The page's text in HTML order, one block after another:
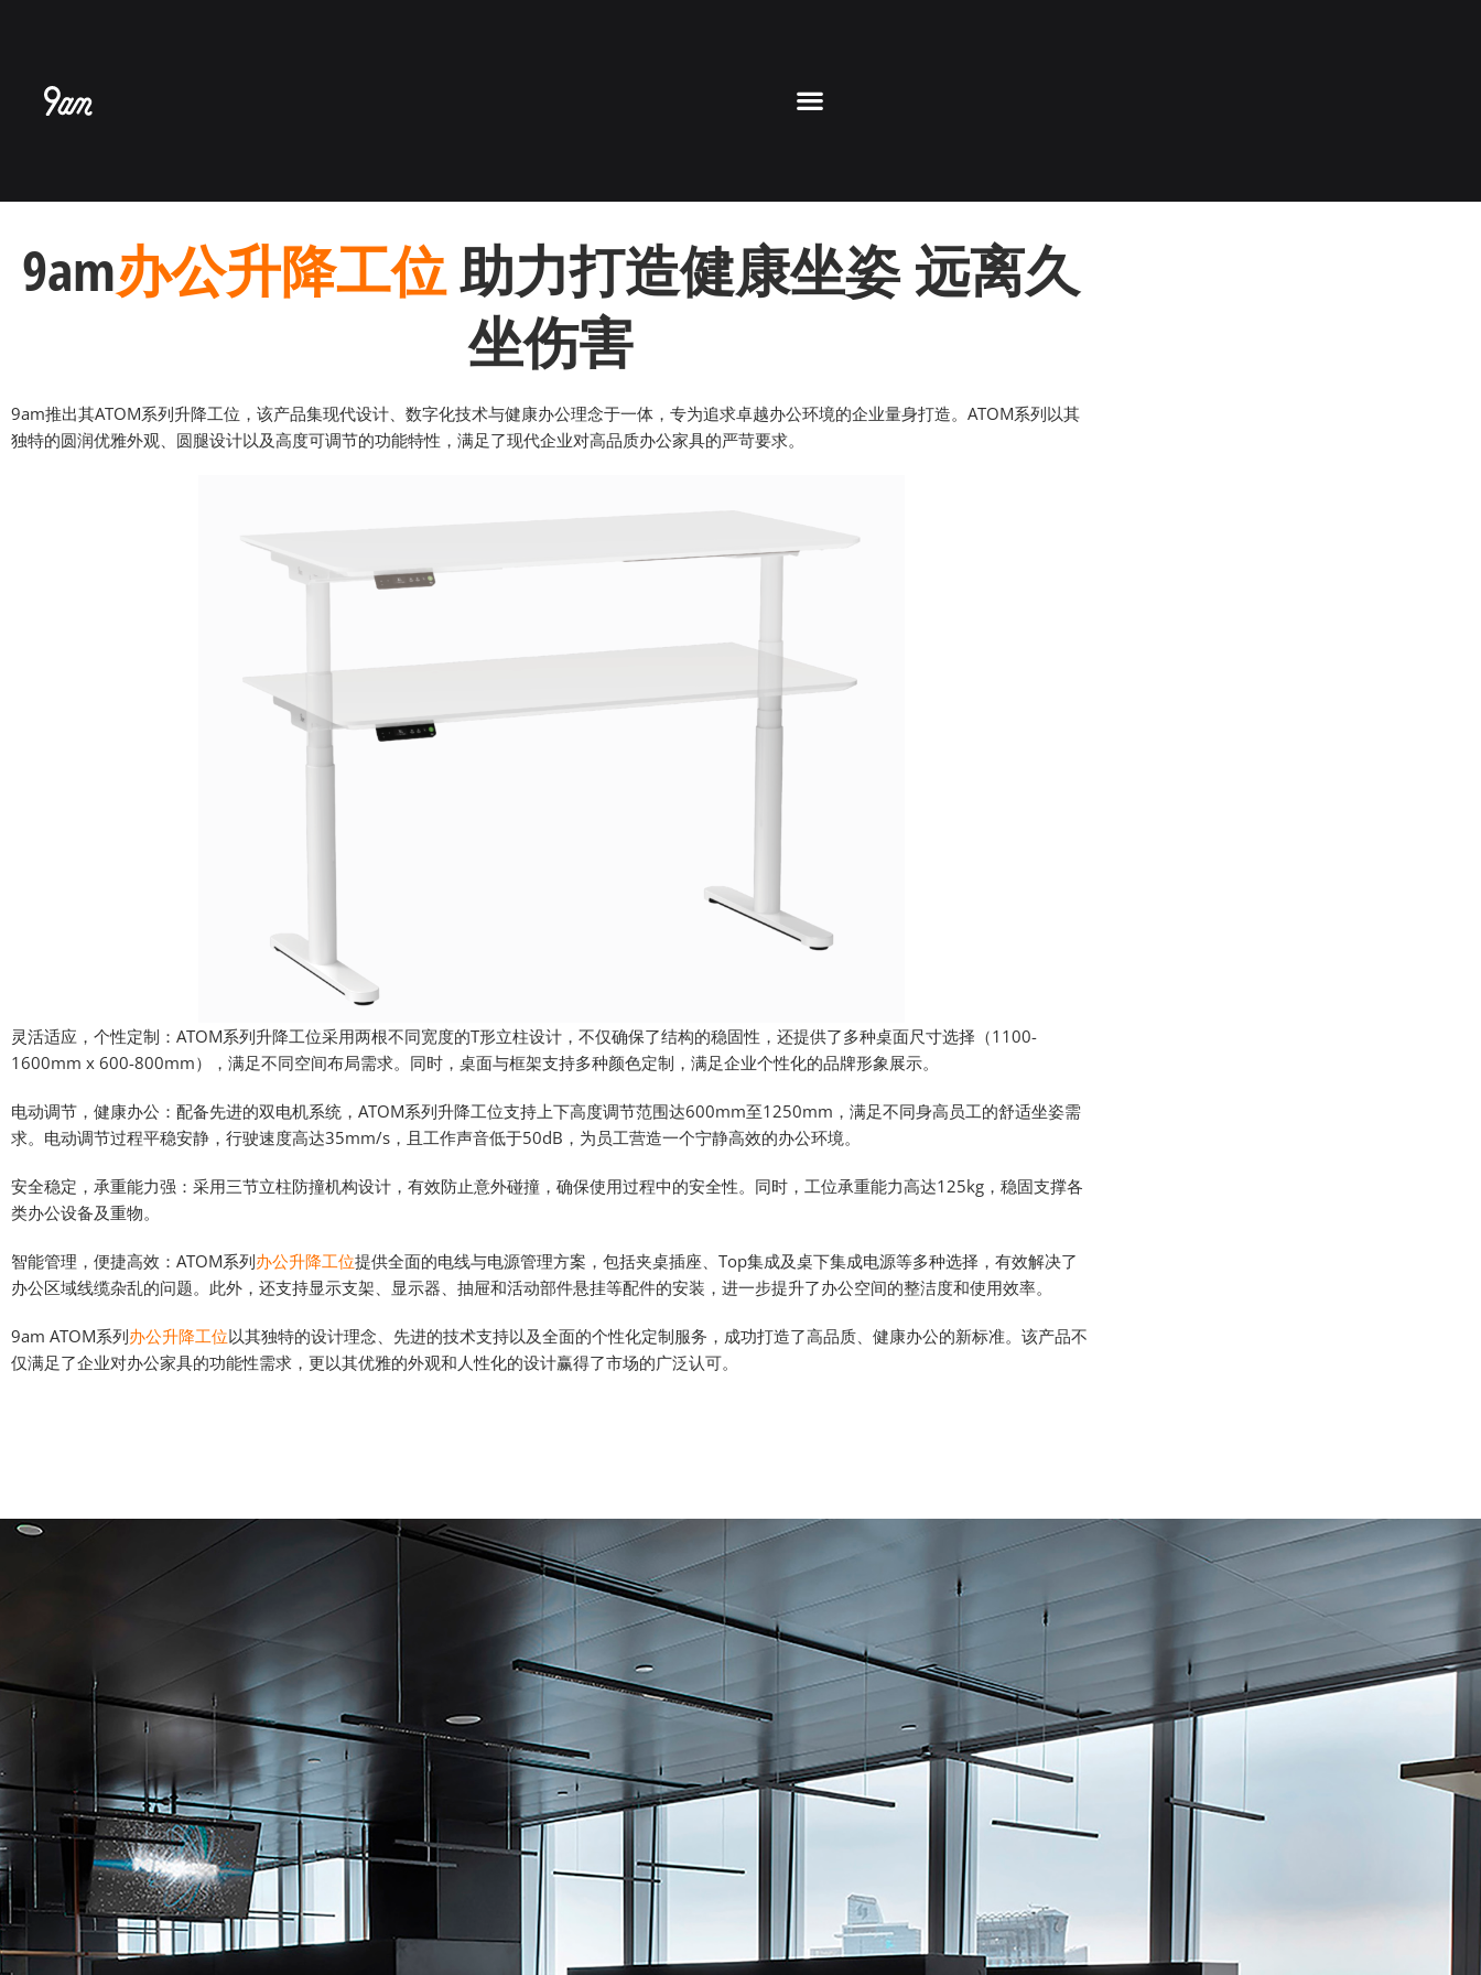
9am办公升降工位助力打造健康坐姿 远离久
坐伤害
9am推出其ATOM系列升降工位，该产品集现代设计、数字化技术与健康办公理念于一体，专为追求卓越办公环境的企业量身打造。ATOM系列以其
独特的圆润优雅外观、圆腿设计以及高度可调节的功能特性，满足了现代企业对高品质办公家具的严苛要求。
灵活适应，个性定制：ATOM系列升降工位采用两根不同宽度的T形立柱设计，不仅确保了结构的稳固性，还提供了多种桌面尺寸选择（1100-
1600mm x 600-800mm），满足不同空间布局需求。同时，桌面与框架支持多种颜色定制，满足企业个性化的品牌形象展示。
电动调节，健康办公：配备先进的双电机系统，ATOM系列升降工位支持上下高度调节范围达600mm至1250mm，满足不同身高员工的舒适坐姿需
求。电动调节过程平稳安静，行驶速度高达35mm/s，且工作声音低于50dB，为员工营造一个宁静高效的办公环境。
安全稳定，承重能力强：采用三节立柱防撞机构设计，有效防止意外碰撞，确保使用过程中的安全性。同时，工位承重能力高达125kg，稳固支撑各
类办公设备及重物。
智能管理，便捷高效：ATOM系列办公升降工位提供全面的电线与电源管理方案，包括夹桌插座、Top集成及桌下集成电源等多种选择，有效解决了
办公区域线缆杂乱的问题。此外，还支持显示支架、显示器、抽屉和活动部件悬挂等配件的安装，进一步提升了办公空间的整洁度和使用效率。
9am ATOM系列办公升降工位以其独特的设计理念、先进的技术支持以及全面的个性化定制服务，成功打造了高品质、健康办公的新标准。该产品不
仅满足了企业对办公家具的功能性需求，更以其优雅的外观和人性化的设计赢得了市场的广泛认可。